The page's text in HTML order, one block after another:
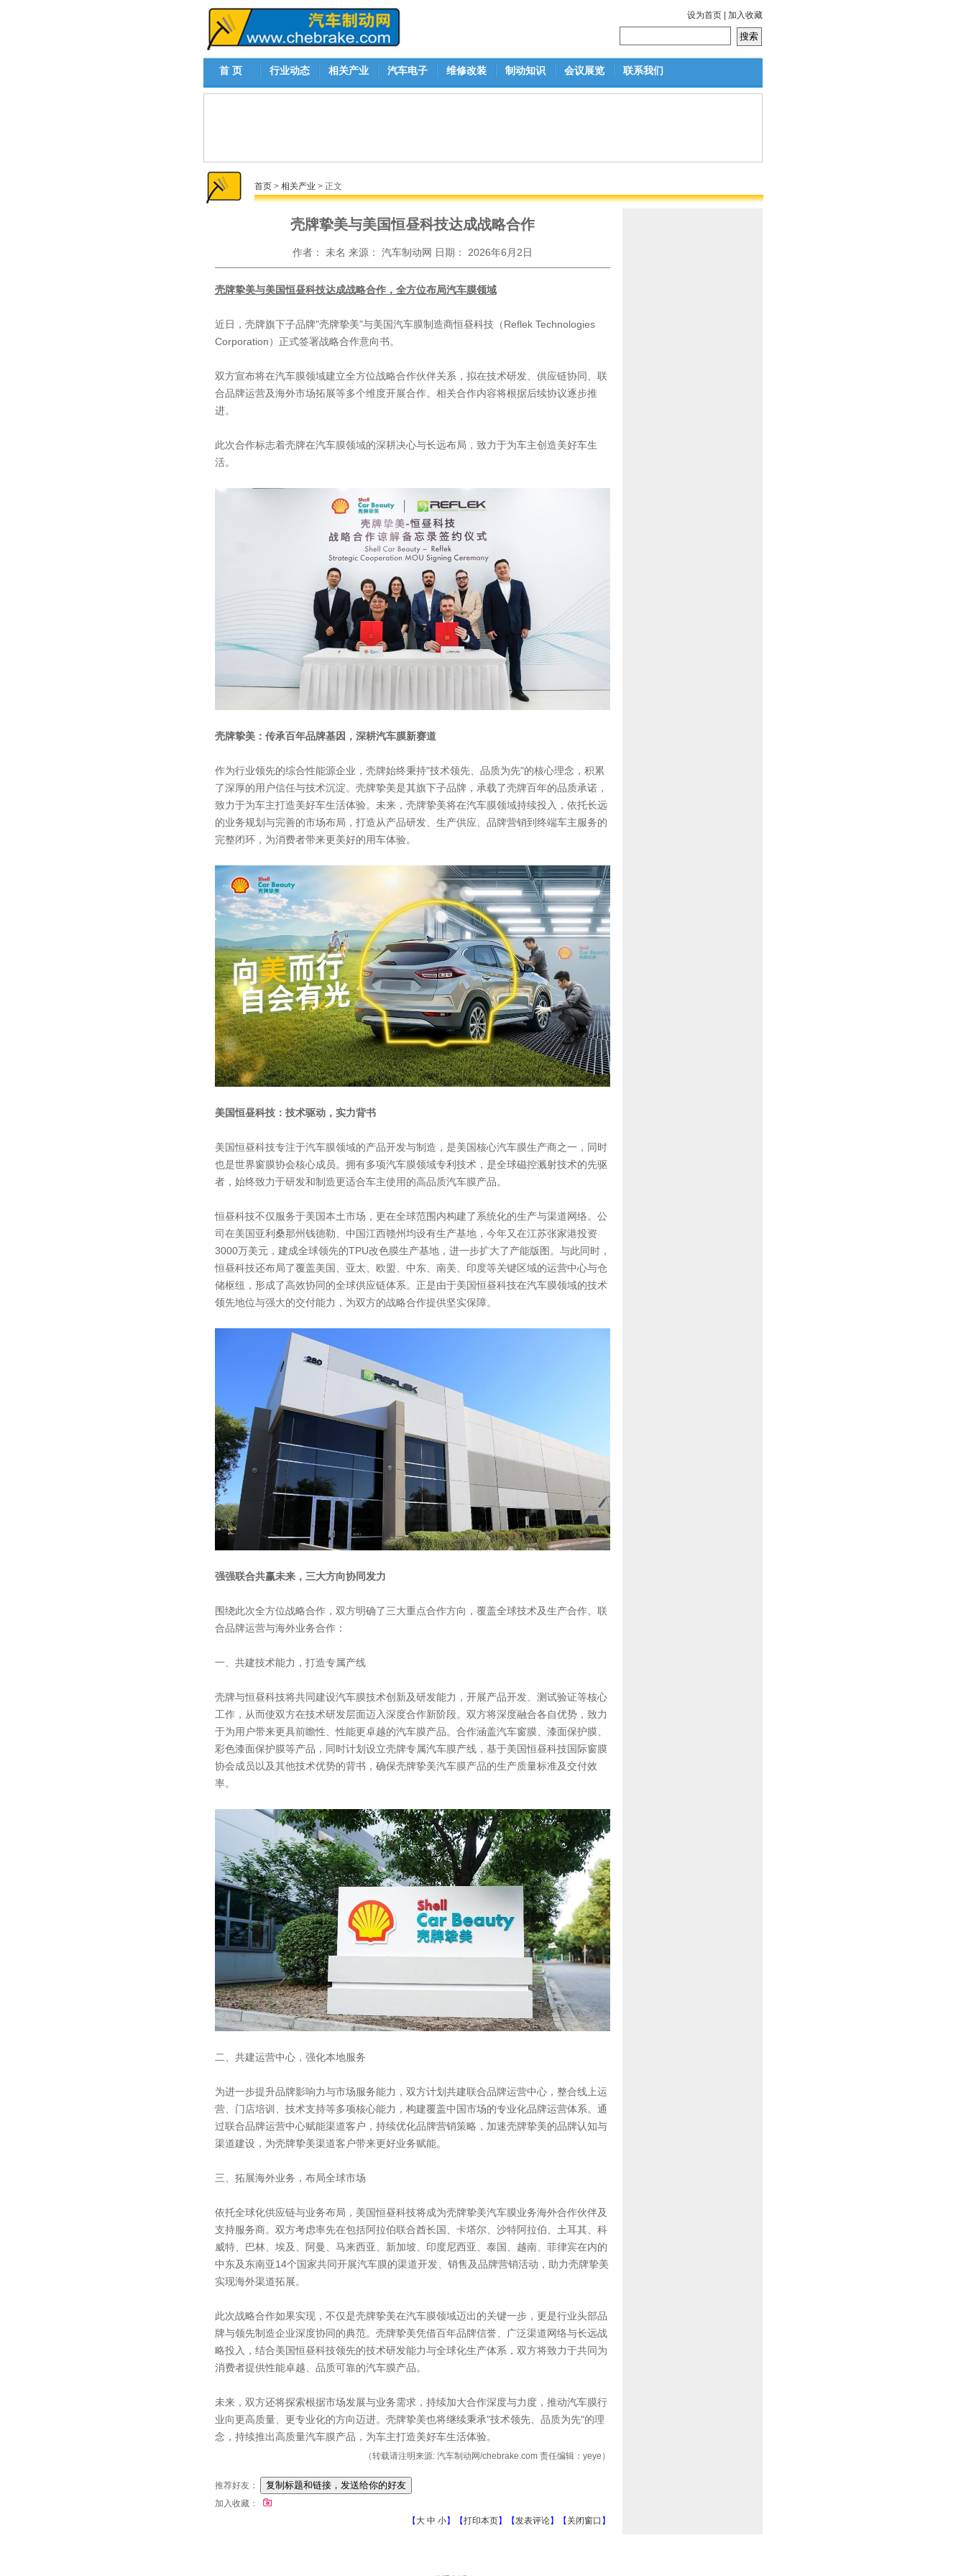
设为首页 加入收藏
首 页 行业动态 相关产业 汽车电子 维修改装 制动知识 会议展览 联系我们
首页 > 相关产业 > 正文
壳牌挚美与美国恒昼科技达成战略合作
作者： 未名 来源： 汽车制动网 日期： 2026年6月2日
壳牌挚美与美国恒昼科技达成战略合作，全方位布局汽车膜领域
近日，壳牌旗下子品牌"壳牌挚美"与美国汽车膜制造商恒昼科技（Reflek Technologies
Corporation）正式签署战略合作意向书。
双方宣布将在汽车膜领域建立全方位战略合作伙伴关系，拟在技术研发、供应链协同、联
合品牌运营及海外市场拓展等多个维度开展合作。相关合作内容将根据后续协议逐步推
进。
此次合作标志着壳牌在汽车膜领域的深耕决心与长远布局，致力于为车主创造美好车生
活。
壳牌挚美：传承百年品牌基因，深耕汽车膜新赛道
作为行业领先的综合性能源企业，壳牌始终秉持"技术领先、品质为先"的核心理念，积累
了深厚的用户信任与技术沉淀。壳牌挚美是其旗下子品牌，承载了壳牌百年的品质承诺，
致力于为车主打造美好车生活体验。未来，壳牌挚美将在汽车膜领域持续投入，依托长远
的业务规划与完善的市场布局，打造从产品研发、生产供应、品牌营销到终端车主服务的
完整闭环，为消费者带来更美好的用车体验。
美国恒昼科技：技术驱动，实力背书
美国恒昼科技专注于汽车膜领域的产品开发与制造，是美国核心汽车膜生产商之一，同时
也是世界窗膜协会核心成员。拥有多项汽车膜领域专利技术，是全球磁控溅射技术的先驱
者，始终致力于研发和制造更适合车主使用的高品质汽车膜产品。
恒昼科技不仅服务于美国本土市场，更在全球范围内构建了系统化的生产与渠道网络。公
司在美国亚利桑那州钱德勒、中国江西赣州均设有生产基地，今年又在江苏张家港投资
3000万美元，建成全球领先的TPU改色膜生产基地，进一步扩大了产能版图。与此同时，
恒昼科技还布局了覆盖美国、亚太、欧盟、中东、南美、印度等关键区域的运营中心与仓
储枢纽，形成了高效协同的全球供应链体系。正是由于美国恒昼科技在汽车膜领域的技术
领先地位与强大的交付能力，为双方的战略合作提供坚实保障。
强强联合共赢未来，三大方向协同发力
围绕此次全方位战略合作，双方明确了三大重点合作方向，覆盖全球技术及生产合作、联
合品牌运营与海外业务合作：
一、共建技术能力，打造专属产线
壳牌与恒昼科技将共同建设汽车膜技术创新及研发能力，开展产品开发、测试验证等核心
工作，从而使双方在技术研发层面迈入深度合作新阶段。双方将深度融合各自优势，致力
于为用户带来更具前瞻性、性能更卓越的汽车膜产品。合作涵盖汽车窗膜、漆面保护膜、
彩色漆面保护膜等产品，同时计划设立壳牌专属汽车膜产线，基于美国恒昼科技国际窗膜
协会成员以及其他技术优势的背书，确保壳牌挚美汽车膜产品的生产质量标准及交付效
率。
二、共建运营中心，强化本地服务
为进一步提升品牌影响力与市场服务能力，双方计划共建联合品牌运营中心，整合线上运
营、门店培训、技术支持等多项核心能力，构建覆盖中国市场的专业化品牌运营体系。通
过联合品牌运营中心赋能渠道客户，持续优化品牌营销策略，加速壳牌挚美的品牌认知与
渠道建设，为壳牌挚美渠道客户带来更好业务赋能。
三、拓展海外业务，布局全球市场
依托全球化供应链与业务布局，美国恒昼科技将成为壳牌挚美汽车膜业务海外合作伙伴及
支持服务商。双方考虑率先在包括阿拉伯联合酋长国、卡塔尔、沙特阿拉伯、土耳其、科
威特、巴林、埃及、阿曼、马来西亚、新加坡、印度尼西亚、泰国、越南、菲律宾在内的
中东及东南亚14个国家共同开展汽车膜的渠道开发、销售及品牌营销活动，助力壳牌挚美
实现海外渠道拓展。
此次战略合作如果实现，不仅是壳牌挚美在汽车膜领域迈出的关键一步，更是行业头部品
牌与领先制造企业深度协同的典范。壳牌挚美凭借百年品牌信誉、广泛渠道网络与长远战
略投入，结合美国恒昼科技领先的技术研发能力与全球化生产体系，双方将致力于共同为
消费者提供性能卓越、品质可靠的汽车膜产品。
未来，双方还将探索根据市场发展与业务需求，持续加大合作深度与力度，推动汽车膜行
业向更高质量、更专业化的方向迈进。壳牌挚美也将继续秉承"技术领先、品质为先"的理
念，持续推出高质量汽车膜产品，为车主打造美好车生活体验。
（转载请注明来源: 汽车制动网/chebrake.com 责任编辑：yeye）
推荐好友：
加入收藏：
【 大 中 小】【打印本页】【发表评论】【 关闭窗口 】